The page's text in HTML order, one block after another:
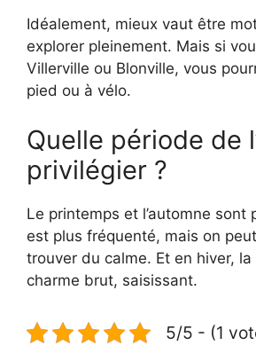
Idéalement, mieux vaut être
explorer pleinement. Mais si
Villerville ou Blonville, vous
pied ou à vélo.
Quelle période de
privilégier ?
Le printemps et l’automne sont
est plus fréquenté, mais on
trouver du calme. Et en hiver, la
charme brut, saisissant.
5/5 - (1